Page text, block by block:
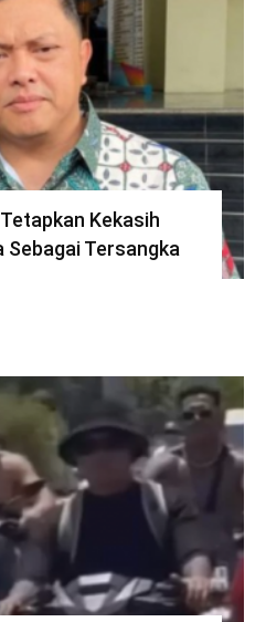
Kekasih
Tersangka